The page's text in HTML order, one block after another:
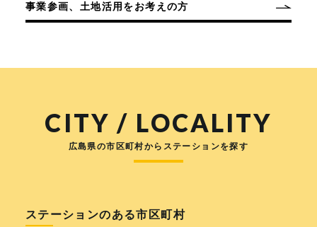
事業参画、土地活用をお考えの方
CITY / LOCALITY
広島県の市区町村からステーションを探す
ステーションのある市区町村